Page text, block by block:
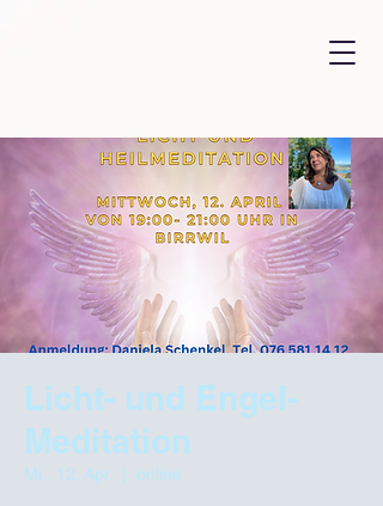
Licht- und Engel-
Meditation
Mi., 12. Apr. online